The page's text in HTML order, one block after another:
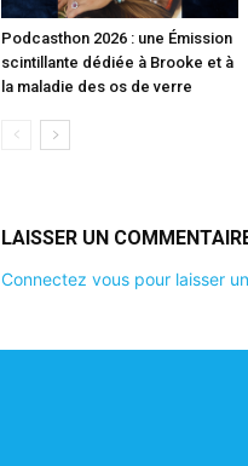
Podcasthon 2026 : une Émission
scintillante dédiée à Brooke et à
la maladie des os de verre
LAISSER UN
Connectez vous pour laisser